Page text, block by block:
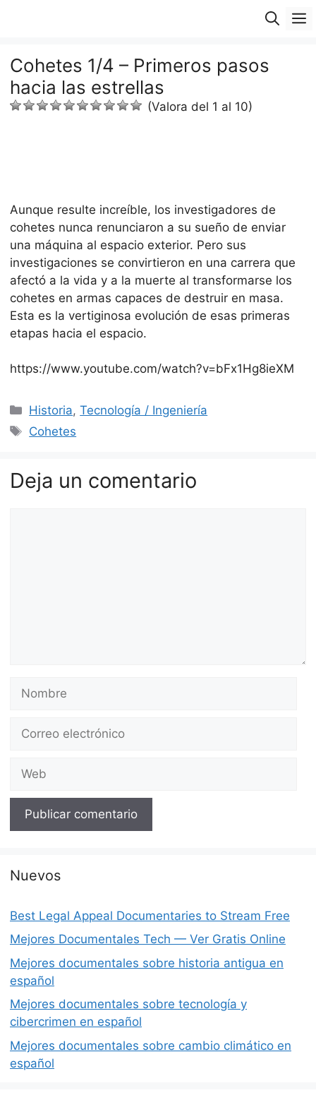
Cohetes 1/4 – Primeros pasos
hacia las estrellas
(Valora del 1 al 10)
Aunque resulte increíble, los investigadores de
cohetes nunca renunciaron a su sueño de enviar
una máquina al espacio exterior. Pero sus
investigaciones se convirtieron en una carrera que
afectó a la vida y a la muerte al transformarse los
cohetes en armas capaces de destruir en masa.
Esta es la vertiginosa evolución de esas primeras
etapas hacia el espacio.
https://www.youtube.com/watch?v=bFx1Hg8ieXM
Categorías
Historia,Tecnología / Ingeniería
Etiquetas
Cohetes
Deja un comentario
electrónico
Nuevos
Best Legal Appeal Documentaries to Stream Free
Mejores Documentales Tech — Ver Gratis Online
Mejores documentales sobre historia antigua en
español
Mejores documentales sobre tecnología y
cibercrimen en español
Mejores documentales sobre cambio climático en
español